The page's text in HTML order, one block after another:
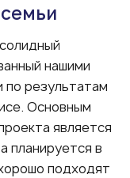
нашими
по результатам
Основным
является
планируется в
подходят